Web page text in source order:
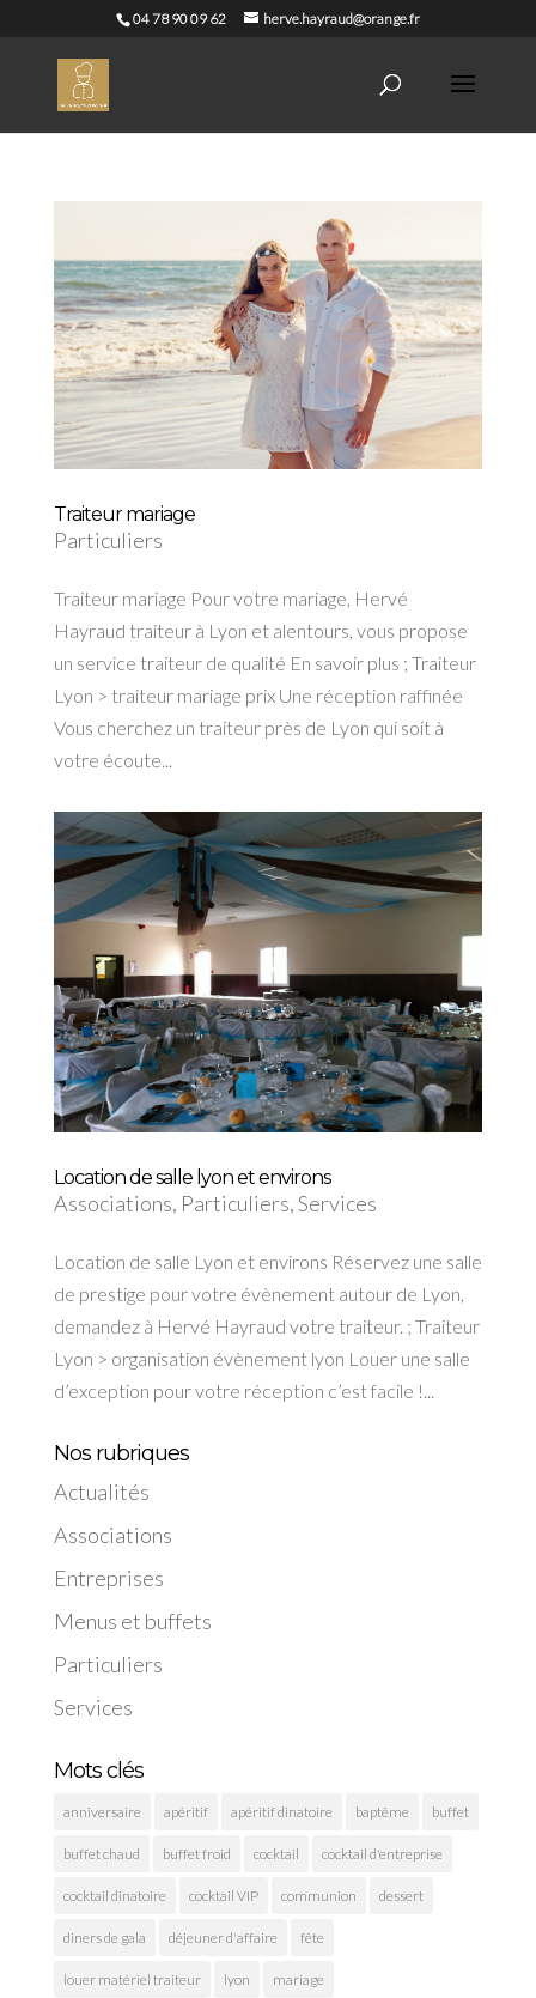
04 78 90 09 62 herve.hayraud@orange.fr
Traiteur mariage
Particuliers
Traiteur mariage Pour votre mariage, Hervé
Hayraud traiteur à Lyon et alentours, vous propose
un service traiteur de qualité En savoir plus ; Traiteur
Lyon > traiteur mariage prix Une réception raffinée
Vous cherchez un traiteur près de Lyon qui soit à
votre écoute...
Location de salle lyon et environs
Associations, Particuliers,Services
Location de salle Lyon et environs Réservez une salle
de prestige pour votre évènement autour de Lyon,
demandez à Hervé Hayraud votre traiteur. ; Traiteur
Lyon > organisation évènement lyon Louer une salle
d’exception pour votre réception c’est facile !...
Nos rubriques
Actualités
Associations
Entreprises
Menus et buffets
Particuliers
Services
Mots clés
anniversaire apéritif apéritif dinatoire baptême buffet
buffet chaud buffet froid cocktail cocktail d'entreprise
cocktail dinatoire cocktail VIP communion dessert
diners de gala déjeuner d'affaire fête
louer matériel traiteur lyon mariage